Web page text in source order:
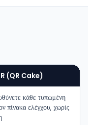
(QR Cake)
κάθε τυπωμένη
πίνακα ελέγχου, χωρίς